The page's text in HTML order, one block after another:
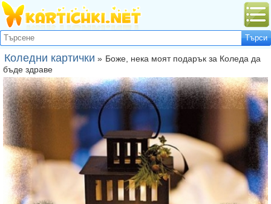
Коледни картички » Боже, нека моят подарък за Коледа да
бъде здраве